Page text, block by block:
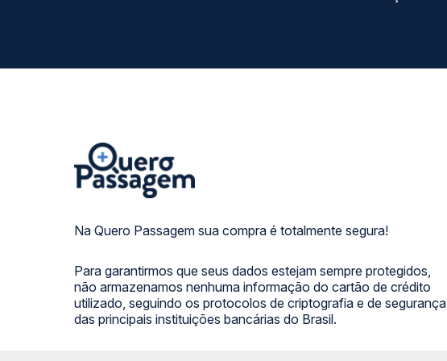
Na Quero Passagem sua compra é totalmente segura!
Para garantirmos que seus dados estejam sempre protegidos,
não armazenamos nenhuma informação do cartão de crédito
utilizado, seguindo os protocolos de criptografia e de segurança
das principais instituições bancárias do Brasil.